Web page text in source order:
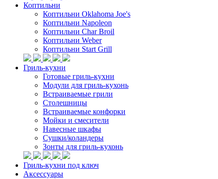
Коптильни
Коптильни Oklahoma Joe's
Коптильни Napoleon
Коптильни Char Broil
Коптильни Weber
Коптильни Start Grill
Гриль-кухни
Готовые гриль-кухни
Модули для гриль-кухонь
Встраиваемые грили
Столешницы
Встраиваемые конфорки
Мойки и смесители
Навесные шкафы
Сушки/коландеры
Зонты для гриль-кухонь
Гриль-кухни под ключ
Аксессуары